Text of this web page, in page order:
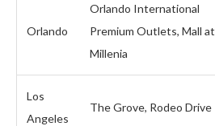
Orlando
Orlando International
Premium Outlets, Mall at
Millenia
Los
Angeles
The Grove, Rodeo Drive